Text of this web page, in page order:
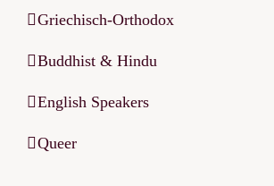
Griechisch-Orthodox
Buddhist & Hindu
English Speakers
Queer